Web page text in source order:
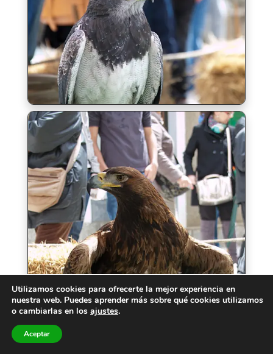
Utilizamos cookies para ofrecerte la mejor experiencia en
nuestra web. Puedes aprender más sobre qué cookies utilizamos
o cambiarlas en los ajustes.
Aceptar